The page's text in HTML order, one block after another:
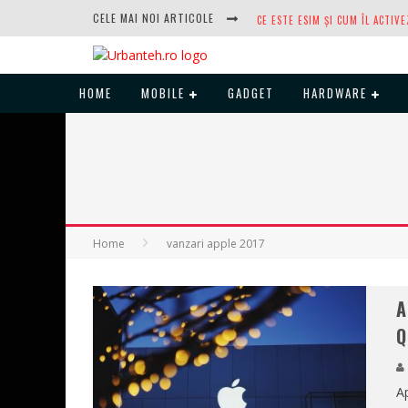
CELE MAI NOI ARTICOLE
HOME MOBILE GADGET HARDWARE
Home vanzari apple 2017